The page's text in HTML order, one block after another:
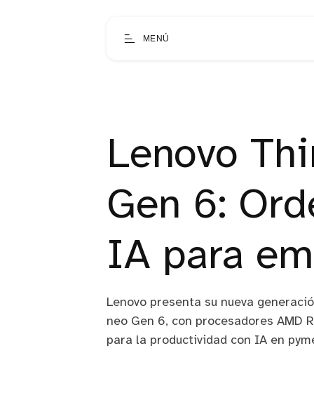
MENÚ
Lenovo
Gen 6:
IA para
Lenovo presenta su nueva
neo Gen 6, con procesadores AMD
para la productividad con IA en